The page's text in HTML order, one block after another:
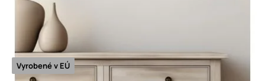
Vyrobené v EÚ